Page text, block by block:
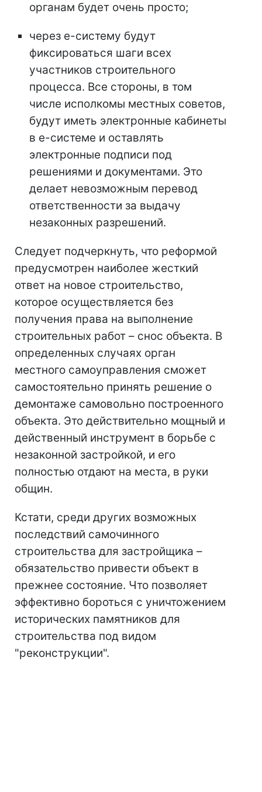
органам будет очень просто;
через е-систему будут
фиксироваться шаги всех
участников строительного
процесса. Все стороны, в том
числе исполкомы местных советов,
будут иметь электронные кабинеты
в е-системе и оставлять
электронные подписи под
решениями и документами. Это
делает невозможным перевод
ответственности за выдачу
незаконных разрешений.
Следует подчеркнуть, что реформой
предусмотрен наиболее жесткий
ответ на новое строительство,
которое осуществляется без
получения права на выполнение
строительных работ – снос объекта. В
определенных случаях орган
местного самоуправления сможет
самостоятельно принять решение о
демонтаже самовольно построенного
объекта. Это действительно мощный и
действенный инструмент в борьбе с
незаконной застройкой, и его
полностью отдают на места, в руки
общин.
Кстати, среди других возможных
последствий самочинного
строительства для застройщика –
обязательство привести объект в
прежнее состояние. Что позволяет
эффективно бороться с уничтожением
исторических памятников для
строительства под видом
"реконструкции".